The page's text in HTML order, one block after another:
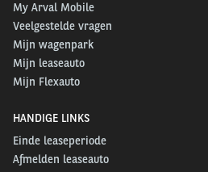
My Arval Mobile
Veelgestelde vragen
Mijn wagenpark
Mijn leaseauto
Mijn Flexauto
HANDIGE LINKS
Einde leaseperiode
Afmelden leaseauto